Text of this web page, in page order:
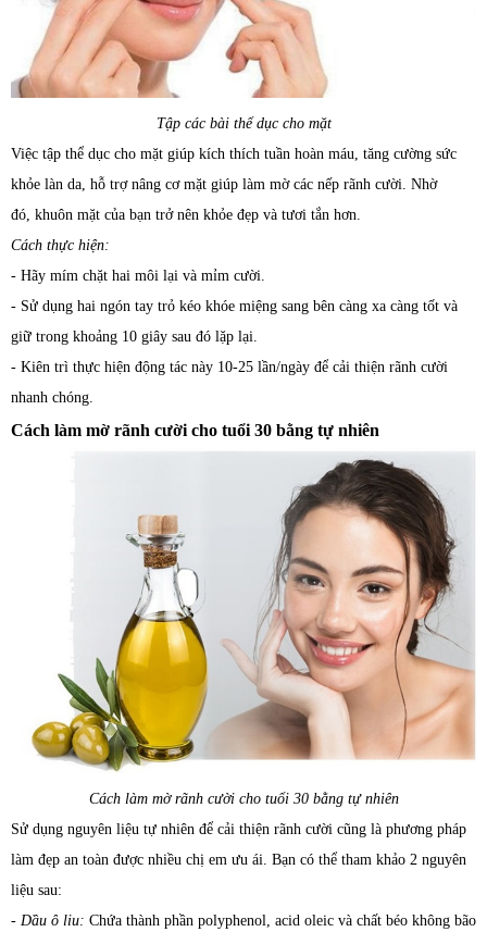
Tập các bài thể dục cho mặt
Việc tập thể dục cho mặt giúp kích thích tuần hoàn máu, tăng cường sức
khỏe làn da, hỗ trợ nâng cơ mặt giúp làm mờ các nếp rãnh cười. Nhờ
đó, khuôn mặt của bạn trở nên khỏe đẹp và tươi tắn hơn.
Cách thực hiện:
- Hãy mím chặt hai môi lại và mỉm cười.
- Sử dụng hai ngón tay trỏ kéo khóe miệng sang bên càng xa càng tốt và
giữ trong khoảng 10 giây sau đó lặp lại.
- Kiên trì thực hiện động tác này 10-25 lần/ngày để cải thiện rãnh cười
nhanh chóng.
Cách làm mờ rãnh cười cho tuổi 30 bằng tự nhiên
Cách làm mờ rãnh cười cho tuổi 30 bằng tự nhiên
Sử dụng nguyên liệu tự nhiên để cải thiện rãnh cười cũng là phương pháp
làm đẹp an toàn được nhiều chị em ưu ái. Bạn có thể tham khảo 2 nguyên
liệu sau:
- Dầu ô liu: Chứa thành phần polyphenol, acid oleic và chất béo không bão